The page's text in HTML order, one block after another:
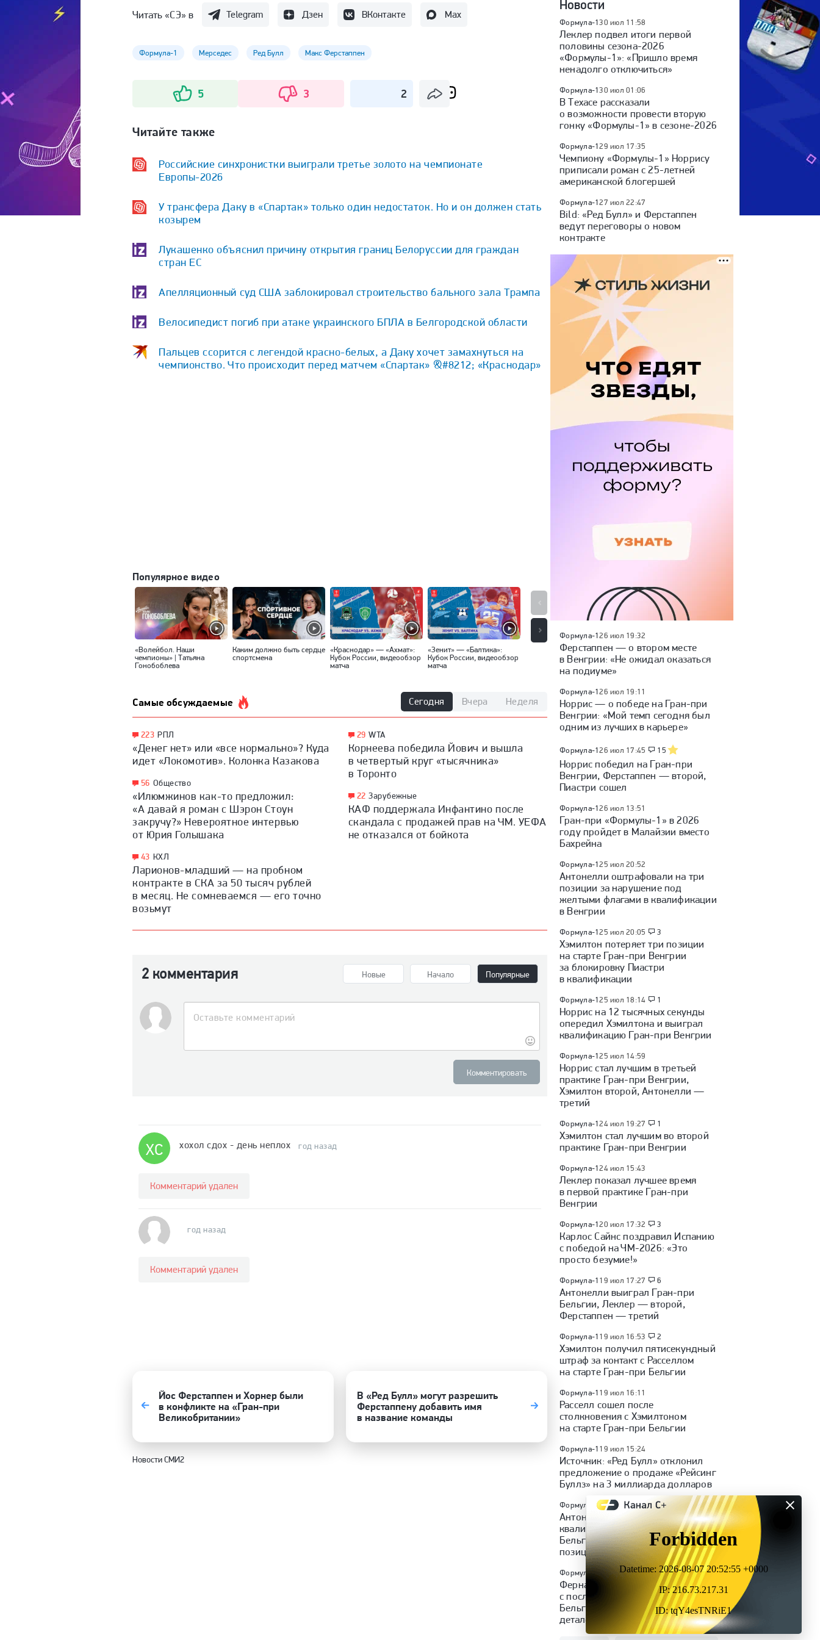
Читать «СЭ» в Telegram Дзен ВКонтакте Max
Формула-1 Мерседес Ред Булл Макс Ферстаппен
5 3 2
Читайте также
Российские синхронистки выиграли третье золото на чемпионате
Европы-2026
У трансфера Даку в «Спартак» только один недостаток. Но и он должен стать
козырем
Лукашенко объяснил причину открытия границ Белоруссии для граждан
стран ЕС
Апелляционный суд США заблокировал строительство бального зала Трампа
Велосипедист погиб при атаке украинского БПЛА в Белгородской области
Пальцев ссорится с легендой красно-белых, а Даку хочет замахнуться на
чемпионство. Что происходит перед матчем «Спартак» &#8212; «Краснодар»
Популярное видео
«Волейбол. Наши
чемпионы» | Татьяна
Гонобоблева
Каким должно быть сердце
спортсмена
«Краснодар» — «Ахмат»:
Кубок России, видеообзор
матча
«Зенит» — «Балтика»:
Кубок России, видеообзор
матча
«Спартак» — «Оренбург»:
Кубок России, видеообзор
«Факел» — «Динамо»
(Москва): Кубок России,
видеообзор матча
Самые обсуждаемые Сегодня Вчера Неделя
223 РПЛ
«Денег нет» или «все нормально»? Куда
идет «Локомотив». Колонка Казакова
56 Общество
«Илюмжинов как-то предложил:
«А давай я роман с Шэрон Стоун
закручу?» Невероятное интервью
от Юрия Голышака
43 КХЛ
Ларионов-младший — на пробном
контракте в СКА за 50 тысяч рублей
в месяц. Не сомневаемся — его точно
возьмут
29 WTA
Корнеева победила Йович и вышла
в четвертый круг «тысячника»
в Торонто
22 Зарубежные
КАФ поддержала Инфантино после
скандала с продажей прав на ЧМ. УЕФА
не отказался от бойкота
2 комментария Новые Начало Популярные
Комментировать
ХС хохол сдoх - день неплох год назад
Комментарий удален
год назад
Комментарий удален
Йос Ферстаппен и Хорнер были
в конфликте на «Гран-при
Великобритании»
В «Ред Булл» могут разрешить
Ферстаппену добавить имя
в название команды
Новости СМИ2
Новости
Формула-130 июл 11:58
Леклер подвел итоги первой
половины сезона-2026
«Формулы-1»: «Пришло время
ненадолго отключиться»
Формула-130 июл 01:06
В Техасе рассказали
о возможности провести вторую
гонку «Формулы-1» в сезоне-2026
Формула-129 июл 17:35
Чемпиону «Формулы-1» Норрису
приписали роман с 25-летней
американской блогершей
Формула-127 июл 22:47
Bild: «Ред Булл» и Ферстаппен
ведут переговоры о новом
контракте
Формула-126 июл 19:32
Ферстаппен — о втором месте
в Венгрии: «Не ожидал оказаться
на подиуме»
Формула-126 июл 19:11
Норрис — о победе на Гран-при
Венгрии: «Мой темп сегодня был
одним из лучших в карьере»
Формула-126 июл 17:45 15
Норрис победил на Гран-при
Венгрии, Ферстаппен — второй,
Пиастри сошел
Формула-126 июл 13:51
Гран-при «Формулы-1» в 2026
году пройдет в Малайзии вместо
Бахрейна
Формула-125 июл 20:52
Антонелли оштрафовали на три
позиции за нарушение под
желтыми флагами в квалификации
в Венгрии
Формула-125 июл 20:05 3
Хэмилтон потеряет три позиции
на старте Гран-при Венгрии
за блокировку Пиастри
в квалификации
Формула-125 июл 18:14 1
Норрис на 12 тысячных секунды
опередил Хэмилтона и выиграл
квалификацию Гран-при Венгрии
Формула-125 июл 14:59
Норрис стал лучшим в третьей
практике Гран-при Венгрии,
Хэмилтон второй, Антонелли —
третий
Формула-124 июл 19:27 1
Хэмилтон стал лучшим во второй
практике Гран-при Венгрии
Формула-124 июл 15:43
Леклер показал лучшее время
в первой практике Гран-при
Венгрии
Формула-120 июл 17:32 3
Карлос Сайнс поздравил Испанию
с победой на ЧМ-2026: «Это
просто безумие!»
Формула-1 19 июл 17:27 6
Антонелли выиграл Гран-при
Бельгии, Леклер — второй,
Ферстаппен — третий
Формула-1 19 июл 16:53 2
Хэмилтон получил пятисекундный
штраф за контакт с Расселлом
на старте Гран-при Бельгии
Формула-1 19 июл 16:11
Расселл сошел после
столкновения с Хэмилтоном
на старте Гран-при Бельгии
Формула-1 19 июл 15:24
Источник: «Ред Булл» отклонил
предложение о продаже «Рейсинг
Буллз» на 3 миллиарда долларов
Формула-118 июл 18:19 6
Антонелли выиграл
квалификацию «Гран-при
Бельгии», Норрис потеряет 10
позиций на старте
Формула-1 18 июл 15:54 1
Фернандо Алонсо стартует
с последнего места на «Гран-при
Бельгии» из-за штрафа за замену
деталей двигателя